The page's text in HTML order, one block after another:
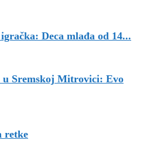
Deca mlađa od 14...
u Sremskoj Mitrovici: Evo
retke